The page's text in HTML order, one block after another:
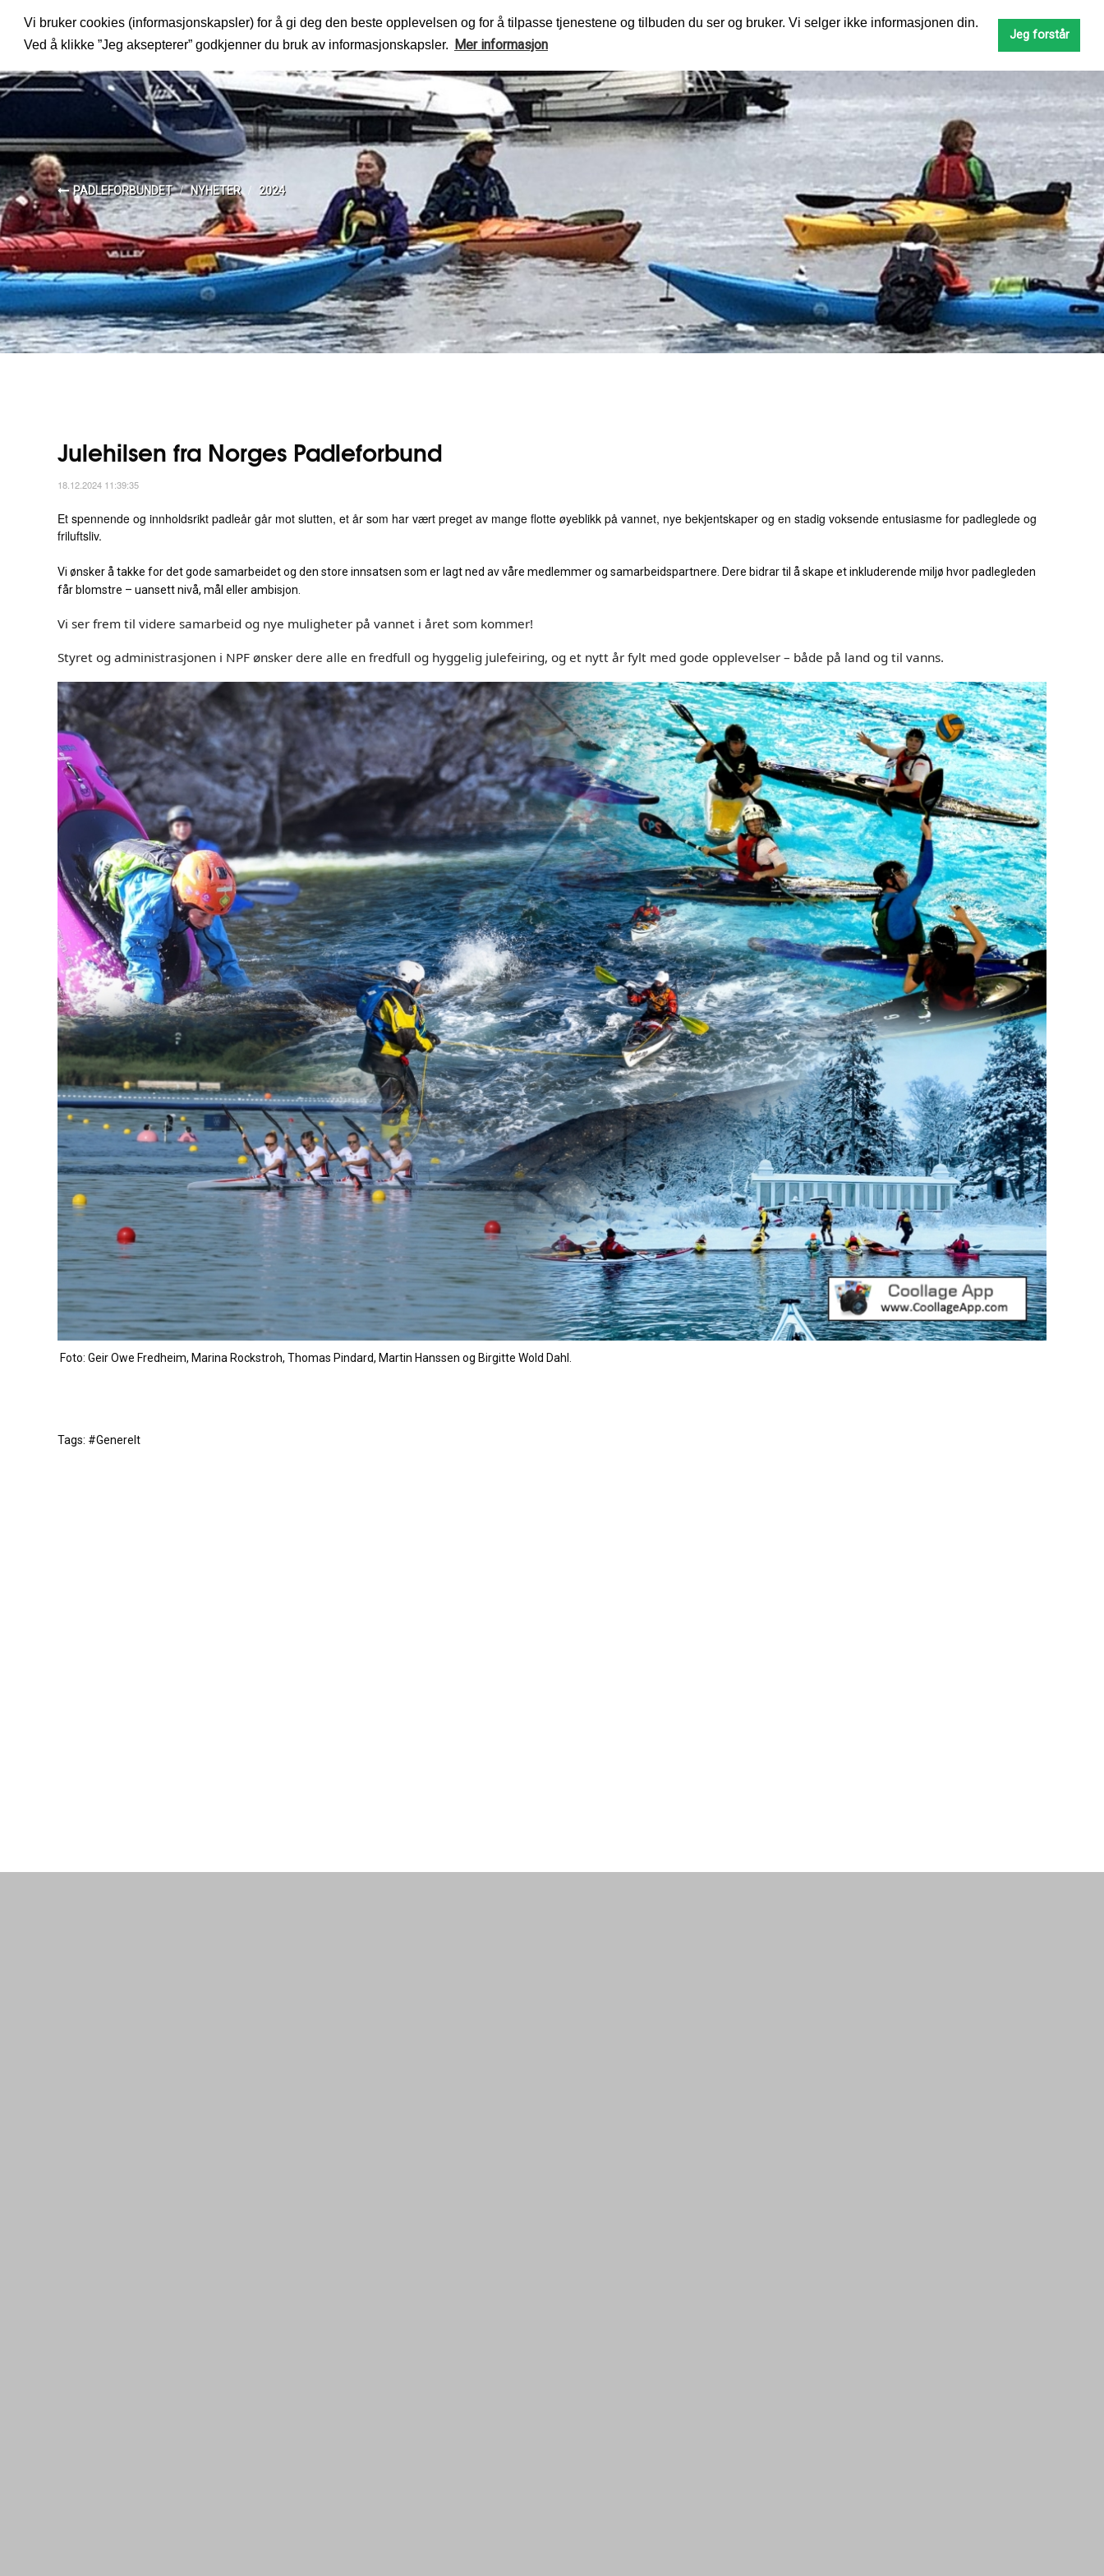
Vi bruker cookies (informasjonskapsler) for å gi deg den beste opplevelsen og for å tilpasse tjenestene og tilbuden du ser og bruker. Vi selger ikke informasjonen din.
Ved å klikke ”Jeg aksepterer” godkjenner du bruk av informasjonskapsler.
Mer informasjon
Jeg forstår
MENY SØK
PADLEFORBUNDET NYHETER 2024
Julehilsen fra Norges Padleforbund
18.12.2024 11:39:35
Et spennende og innholdsrikt padleår går mot slutten, et år som har vært preget av mange flotte øyeblikk på vannet, nye bekjentskaper og en stadig voksende entusiasme for padleglede og
friluftsliv.
Vi ønsker å takke for det gode samarbeidet og den store innsatsen som er lagt ned av våre medlemmer og samarbeidspartnere. Dere bidrar til å skape et inkluderende miljø hvor padlegleden
får blomstre – uansett nivå, mål eller ambisjon.
Vi ser frem til videre samarbeid og nye muligheter på vannet i året som kommer!
Styret og administrasjonen i NPF ønsker dere alle en fredfull og hyggelig julefeiring, og et nytt år fylt med gode opplevelser – både på land og til vanns.
Foto: Geir Owe Fredheim, Marina Rockstroh, Thomas Pindard, Martin Hanssen og Birgitte Wold Dahl.
Tags: #Generelt